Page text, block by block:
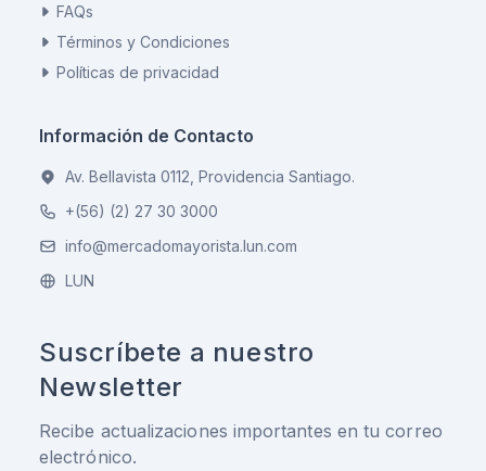
FAQs
Términos y Condiciones
Políticas de privacidad
Información de Contacto
Av. Bellavista 0112, Providencia Santiago.
+(56) (2) 27 30 3000
info@mercadomayorista.lun.com
LUN
Suscríbete a nuestro
Newsletter
Recibe actualizaciones importantes en tu correo
electrónico.